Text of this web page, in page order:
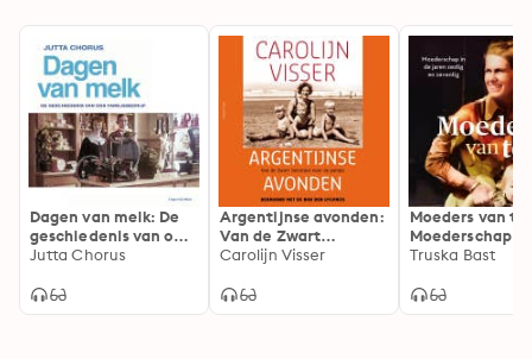
Dagen van melk: De
geschiedenis van ons
familiebedrijf
Jutta Chorus
Argentijnse avonden:
Van de Zwart
Janstraat naar de
Carolijn Visser
Moeders van
Moederschap
jaren zestig en
Truska Bast